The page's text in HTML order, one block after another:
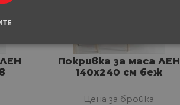
Покривка за маса ЛЕН
140х240 см беж
Цена за бройка
ФУНКЦИОНАЛНИ